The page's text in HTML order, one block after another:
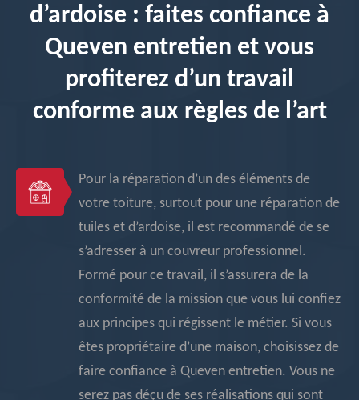
d’ardoise : faites confiance à
Queven entretien et vous
profiterez d’un travail
conforme aux règles de l’art
Pour la réparation d’un des éléments de
votre toiture, surtout pour une réparation de
tuiles et d’ardoise, il est recommandé de se
s’adresser à un couvreur professionnel.
Formé pour ce travail, il s’assurera de la
conformité de la mission que vous lui confiez
aux principes qui régissent le métier. Si vous
êtes propriétaire d’une maison, choisissez de
faire confiance à Queven entretien. Vous ne
serez pas déçu de ses réalisations qui sont